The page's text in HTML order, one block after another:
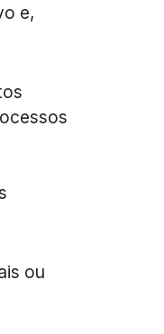
e,
ou